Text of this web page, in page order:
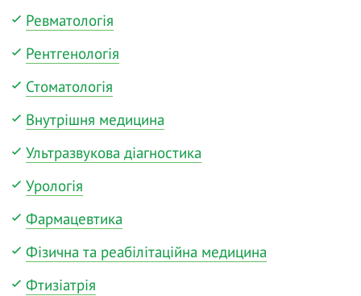
Ревматологія
Рентгенологія
Стоматологія
Внутрішня медицина
Ультразвукова діагностика
Урологія
Фармацевтика
Фізична та реабілітаційна медицина
Фтизіатрія